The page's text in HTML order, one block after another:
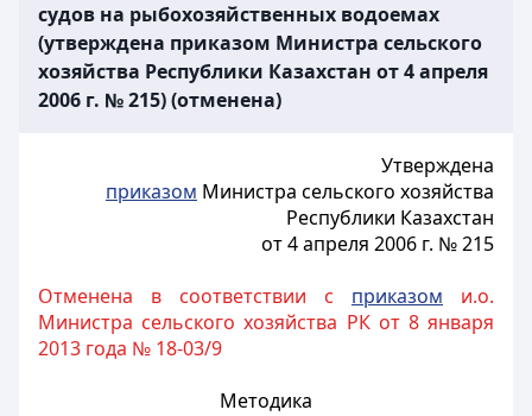
судов на рыбохозяйственных водоемах
(утверждена приказом Министра сельского
хозяйства Республики Казахстан от 4 апреля
2006 г. № 215) (отменена)
Утверждена
приказом Министра сельского хозяйства
Республики Казахстан
от 4 апреля 2006 г. № 215
Отменена в соответствии с приказом и.о.
Министра сельского хозяйства РК от 8 января
2013 года № 18-03/9
Методика